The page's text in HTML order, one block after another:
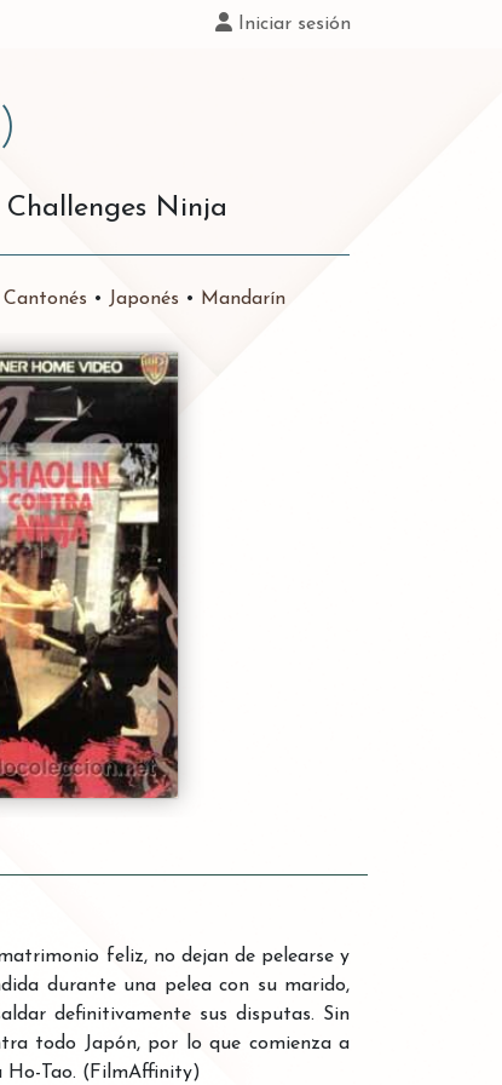
Iniciar sesión
Ninja
Cantonés • Japonés • Mandarín
feliz, no dejan de pelearse y
durante una pelea con su marido,
definitivamente sus disputas. Sin
todo Japón, por lo que comienza a
Ho-Tao. (FilmAffinity)